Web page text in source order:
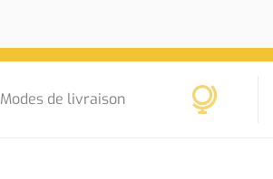
Modes de livraison